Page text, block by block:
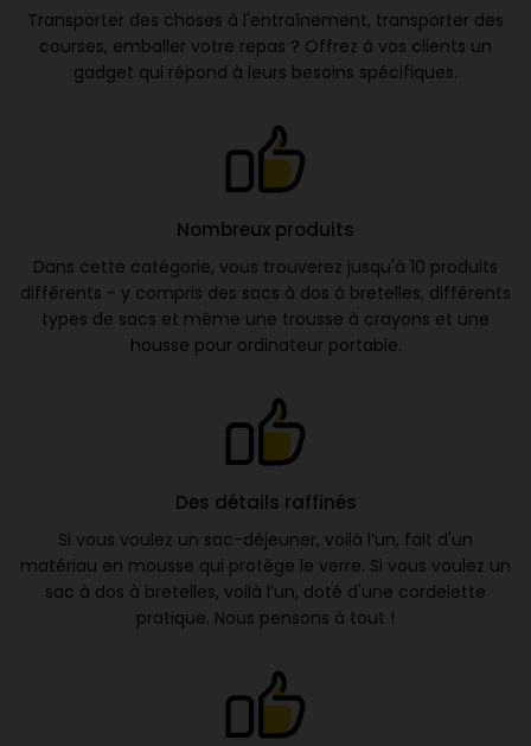
Transporter des choses à l'entraînement, transporter des
courses, emballer votre repas ? Offrez à vos clients un
gadget qui répond à leurs besoins spécifiques.
Nombreux produits
Dans cette catégorie, vous trouverez jusqu'à 10 produits
différents - y compris des sacs à dos à bretelles, différents
types de sacs et même une trousse à crayons et une
housse pour ordinateur portable.
Des détails raffinés
Si vous voulez un sac-déjeuner, voilà l’un, fait d'un
matériau en mousse qui protège le verre. Si vous voulez un
sac à dos à bretelles, voilà l’un, doté d'une cordelette
pratique. Nous pensons à tout !